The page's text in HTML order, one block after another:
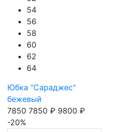
54
56
58
60
62
64
Юбка "Сараджес"
бежевый
7850 7850 ₽ 9800 ₽
-20%